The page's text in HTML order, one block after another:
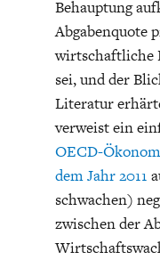
Behauptung
Abgabenquote
wirtschaftliche
sei, und der
Literatur
verweist ein
OECD-
dem Jahr 2011
schwachen)
zwischen der